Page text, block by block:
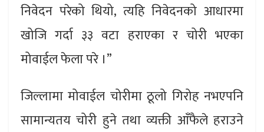
निवेदन परेको थियो, त्यहि निवेदनको आधारमा
खोजि गर्दा ३३ वटा हराएका र चोरी भएका
मोवाईल फेला परे ।”
जिल्लामा मोवाईल चोरीमा ठूलो गिरोह नभएपनि
सामान्यतय चोरी हुने तथा व्यक्ती आँफैले हराउने